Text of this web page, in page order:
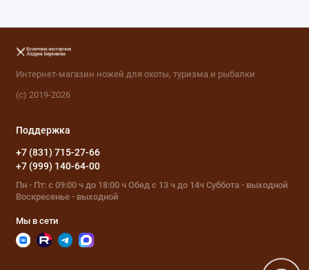
Интернет-магазин ножей для охоты, туризма и рыбалки
(с) 2019-2026
Поддержка
+7 (831) 715-27-66
+7 (999) 140-64-00
Пн - Пт: с 09:00 ч до 18:00 ч Обед с 13 ч до 14ч Суббота - выходной
Воскресенье - выходной
Мы в сети